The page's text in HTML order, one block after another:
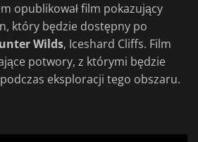
opublikował film pokazujący
który będzie dostępny po
Wilds, Iceshard Cliffs. Film
potwory, z którymi będzie
eksploracji tego obszaru.